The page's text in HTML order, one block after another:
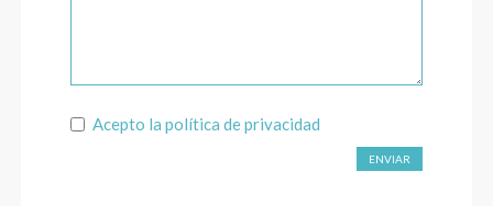
Acepto lapolítica de privacidad
ENVIAR